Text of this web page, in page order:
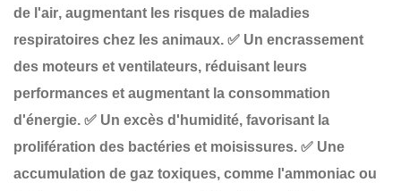
de l'air, augmentant les risques de maladies
respiratoires chez les animaux. ✅ Un encrassement
des moteurs et ventilateurs, réduisant leurs
performances et augmentant la consommation
d'énergie. ✅ Un excès d'humidité, favorisant la
prolifération des bactéries et moisissures. ✅ Une
accumulation de gaz toxiques, comme l'ammoniac ou